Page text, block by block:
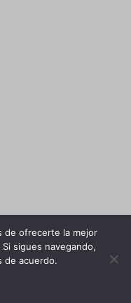
de ofrecerte la mejor
sigues navegando,
de acuerdo.